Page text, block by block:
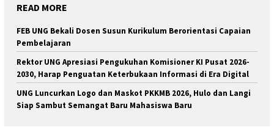
READ MORE
FEB UNG Bekali Dosen Susun Kurikulum Berorientasi Capaian
Pembelajaran
Rektor UNG Apresiasi Pengukuhan Komisioner KI Pusat 2026-
2030, Harap Penguatan Keterbukaan Informasi di Era Digital
UNG Luncurkan Logo dan Maskot PKKMB 2026, Hulo dan Langi
Siap Sambut Semangat Baru Mahasiswa Baru